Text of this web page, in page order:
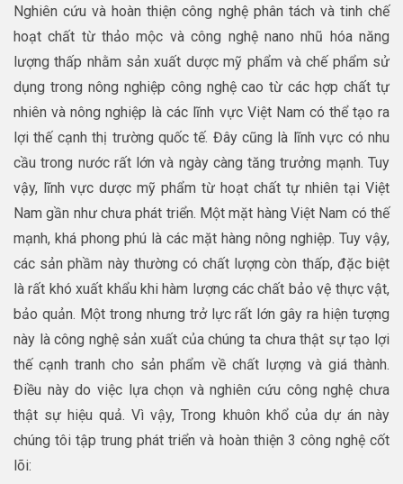
Nghiên cứu và hoàn thiện công nghệ phân tách và tinh chế
hoạt chất từ thảo mộc và công nghệ nano nhũ hóa năng
lượng thấp nhằm sản xuất dược mỹ phẩm và chế phẩm sử
dụng trong nông nghiệp công nghệ cao từ các hợp chất tự
nhiên và nông nghiệp là các lĩnh vực Việt Nam có thể tạo ra
lợi thế cạnh thị trường quốc tế. Đây cũng là lĩnh vực có nhu
cầu trong nước rất lớn và ngày càng tăng trưởng mạnh. Tuy
vậy, lĩnh vực dược mỹ phẩm từ hoạt chất tự nhiên tại Việt
Nam gần như chưa phát triển. Một mặt hàng Việt Nam có thế
mạnh, khá phong phú là các mặt hàng nông nghiệp. Tuy vậy,
các sản phầm này thường có chất lượng còn thấp, đặc biệt
là rất khó xuất khẩu khi hàm lượng các chất bảo vệ thực vật,
bảo quản. Một trong nhưng trở lực rất lớn gây ra hiện tượng
này là công nghệ sản xuất của chúng ta chưa thật sự tạo lợi
thế cạnh tranh cho sản phẩm về chất lượng và giá thành.
Điều này do việc lựa chọn và nghiên cứu công nghệ chưa
thật sự hiệu quả. Vì vậy, Trong khuôn khổ của dự án này
chúng tôi tập trung phát triển và hoàn thiện 3 công nghệ cốt
lõi: